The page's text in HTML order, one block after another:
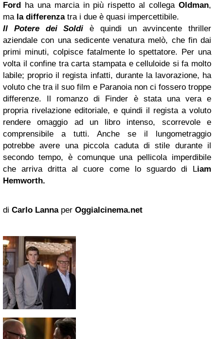
Ford ha una marcia in più rispetto al collega Oldman,
ma la differenzatra i due è quasi impercettibile.
Il Potere dei Soldi è quindi un avvincente thriller
aziendale con una sedicente venatura melò, che fin dai
primi minuti, colpisce fatalmente lo spettatore. Per una
volta il confine tra carta stampata e celluloide si fa molto
labile; proprio il regista infatti, durante la lavorazione, ha
voluto che tra il suo film e Paranoia non ci fossero troppe
differenze. Il romanzo di Finder è stata una vera e
propria rivelazione editoriale, e quindi il regista a voluto
rendere omaggio ad un libro intenso, scorrevole e
comprensibile a tutti. Anche se il lungometraggio
potrebbe avere una piccola caduta di stile durante il
secondo tempo, è comunque una pellicola imperdibile
che arriva dritta al cuore come lo sguardo di Liam
Hemworth.
di Carlo Lannaper Oggialcinema.net